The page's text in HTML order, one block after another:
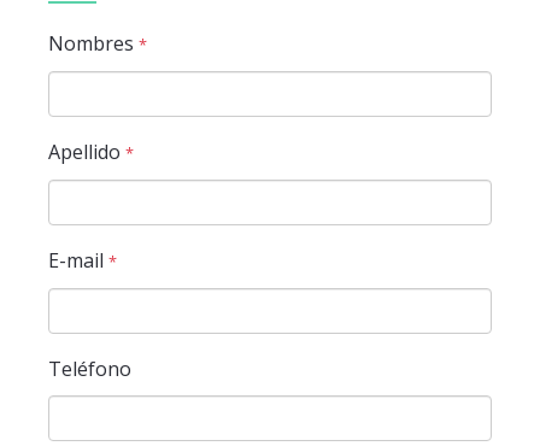
Nombres *
Apellido *
E-mail *
Teléfono